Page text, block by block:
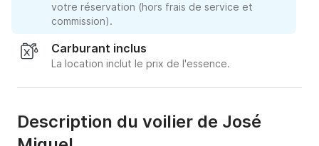
votre réservation (hors frais de service et
commission).
Carburant inclus
La location inclut le prix de l'essence.
Description du voilier de José